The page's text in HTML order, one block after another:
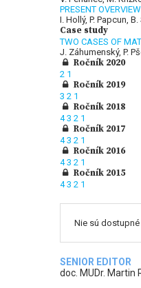
PRESENT
I. Hollý, P. Papcun,
Case study
TWO CASES OF
J. Záhumenský, P.
Ročník 2020
2 1
Ročník 2019
3 2 1
Ročník 2018
43 2 1
Ročník 2017
43 2 1
Ročník 2016
43 2 1
Ročník 2015
43 2 1
Nie sú
SENIOR EDITOR
doc. MUDr. Martin